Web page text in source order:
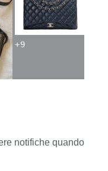
notifiche quando
+9